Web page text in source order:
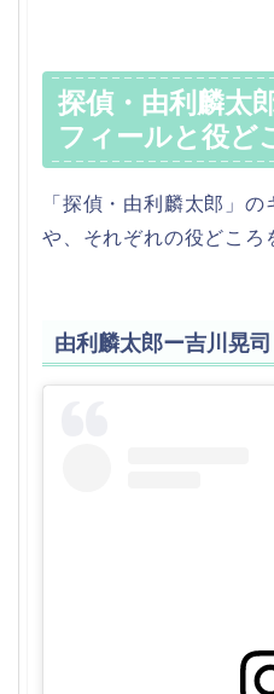
探偵・由利麟太
フィールと役ど
「探偵・由利麟太郎」
や、それぞれの役どころ
由利麟太郎ー吉川晃司